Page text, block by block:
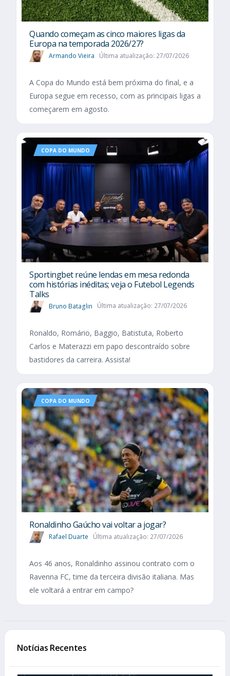
Quando começam as cinco maiores ligas da
Europa na temporada 2026/27?
Armando Vieira Última atualização: 27/07/2026
A Copa do Mundo está bem próxima do final, e a
Europa segue em recesso, com as principais ligas a
começarem em agosto.
COPA DO MUNDO
Sportingbet reúne lendas em mesa redonda
com histórias inéditas; veja o Futebol Legends
Talks
Bruno Bataglin Última atualização: 27/07/2026
Ronaldo, Romário, Baggio, Batistuta, Roberto
Carlos e Materazzi em papo descontraído sobre
bastidores da carreira. Assista!
COPA DO MUNDO
Ronaldinho Gaúcho vai voltar a jogar?
Rafael Duarte Última atualização: 27/07/2026
Aos 46 anos, Ronaldinho assinou contrato com o
Ravenna FC, time da terceira divisão italiana. Mas
ele voltará a entrar em campo?
Notícias Recentes